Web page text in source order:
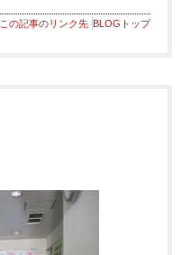
この記事のリンク先 BLOGトップ